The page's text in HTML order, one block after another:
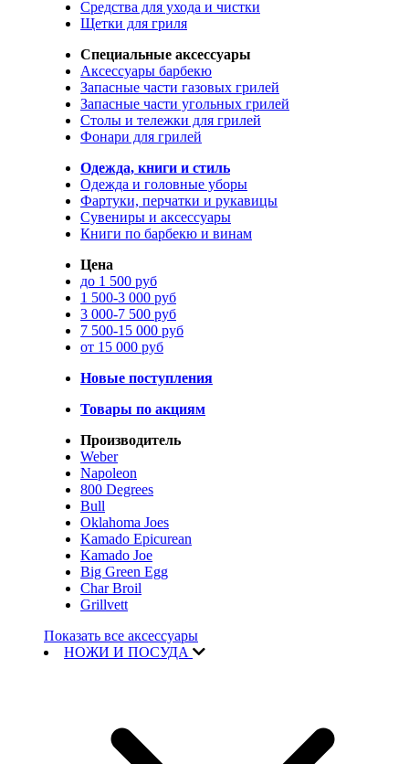
Средства для ухода и чистки
Щетки для гриля
Специальные аксессуары
Аксессуары барбекю
Запасные части газовых грилей
Запасные части угольных грилей
Столы и тележки для грилей
Фонари для грилей
Одежда, книги и стиль
Одежда и головные уборы
Фартуки, перчатки и рукавицы
Сувениры и аксессуары
Книги по барбекю и винам
Цена
до 1 500 руб
1 500-3 000 руб
3 000-7 500 руб
7 500-15 000 руб
от 15 000 руб
Новые поступления
Товары по акциям
Производитель
Weber
Napoleon
800 Degrees
Bull
Oklahoma Joes
Kamado Epicurean
Kamado Joe
Big Green Egg
Char Broil
Grillvett
Показать все аксессуары
НОЖИ И ПОСУДА